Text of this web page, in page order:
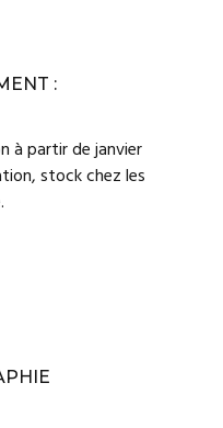
:
à partir de janvier
stock chez les